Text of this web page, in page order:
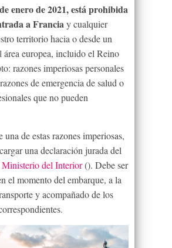
enero de 2021, está prohibida
a Franciay cualquier
territorio hacia o desde un
área europea, incluido el Reino
razones imperiosas personales
de emergencia de salud o
que no pueden
una de estas razones imperiosas,
una declaración jurada del
Ministerio del Interior(). Debe ser
el momento del embarque, a la
y acompañado de los